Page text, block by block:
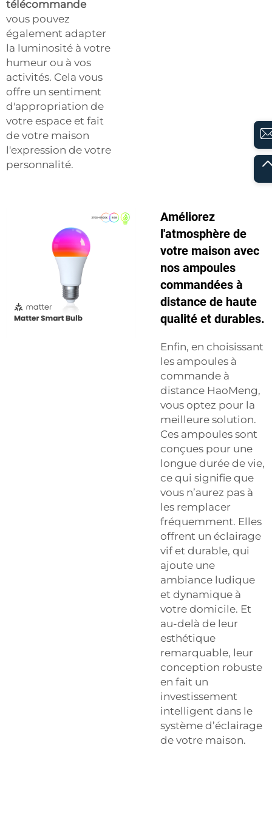
télécommande
vous pouvez
également adapter
la luminosité à votre
humeur ou à vos
activités. Cela vous
offre un sentiment
d'appropriation de
votre espace et fait
de votre maison
l'expression de votre
personnalité.
Améliorez
l'atmosphère de
votre maison avec
nos ampoules
commandées à
distance de haute
qualité et durables.
Enfin, en choisissant
les ampoules à
commande à
distance HaoMeng,
vous optez pour la
meilleure solution.
Ces ampoules sont
conçues pour une
longue durée de vie,
ce qui signifie que
vous n’aurez pas à
les remplacer
fréquemment. Elles
offrent un éclairage
vif et durable, qui
ajoute une
ambiance ludique
et dynamique à
votre domicile. Et
au-delà de leur
esthétique
remarquable, leur
conception robuste
en fait un
investissement
intelligent dans le
système d’éclairage
de votre maison.